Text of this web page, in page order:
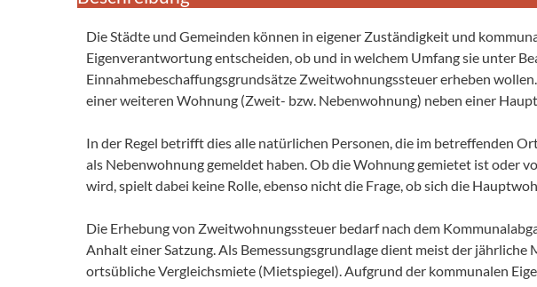
Die Städte und Gemeinden können in eigener Zuständigkeit und
Eigenverantwortung entscheiden, ob und in welchem Umfang sie unter
Einnahmebeschaffungsgrundsätze Zweitwohnungssteuer erheben
einer weiteren Wohnung (Zweit- bzw. Nebenwohnung) neben einer
In der Regel betrifft dies alle natürlichen Personen, die im betreffenden
als Nebenwohnung gemeldet haben. Ob die Wohnung gemietet ist oder
wird, spielt dabei keine Rolle, ebenso nicht die Frage, ob sich die
Die Erhebung von Zweitwohnungssteuer bedarf nach dem
Anhalt einer Satzung. Als Bemessungsgrundlage dient meist der
ortsübliche Vergleichsmiete (Mietspiegel). Aufgrund der kommunalen